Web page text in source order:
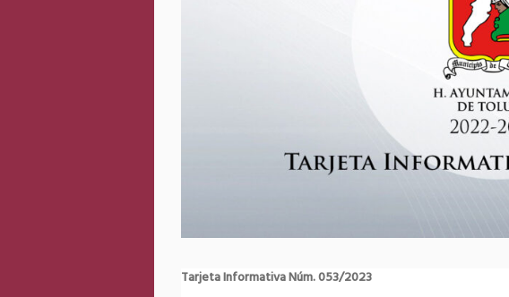
Tarjeta Informativa Núm. 053/2023